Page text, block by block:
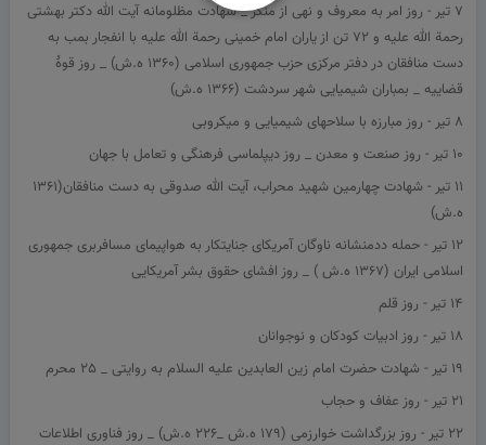
7 تیر - روز امر به معروف و نهی از منكر _ شهادت مظلومانه آیت الله دكتر بهشتی
رحمة الله عليه و 72 تن از یاران امام خمينی رحمة الله عليه با انفجار بمب به
دست منافقان در دفتر مركزی حزب جمهوری اسلامی (1360 ه.ش) _ روز قوۀ
قضایيه _ بمباران شيميایی شهر سردشت (1366 ه.ش)
8 تیر - روز مبارزه با سلاحهای شيميایی و ميكروبی
10 تیر - روز صنعت و معدن _ روز دیپلماسی فرهنگی و تعامل با جهان
11 تیر - شهادت چهارمين شهيد محراب، آیت الله صدوقی به دست منافقان(1361
ه.ش)
12 تیر - حمله ددمنشانه ناوگان آمریكای جنایتكار به هواپيمای مسافربری جمهوری
اسلامی ایران (1367 ه.ش ) _ روز افشای حقوق بشر آمریكایی
14 تیر - روز قلم
18 تیر - روز ادبيات كودكان و نوجوانان
19 تیر - شهادت حضرت امام زین العابدین عليه السلام به روایتی _ 25 محرم
21 تیر - روز عفاف و حجاب
22 تیر - روز بزرگداشت خوارزمی (179 ه.ش _226 ه.ش) _ روز فناوری اطلاعات